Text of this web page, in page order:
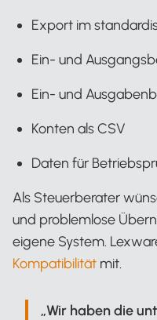
Export im
Ein- und
Ein- und
Konten als CSV
Daten für
Als Steuerberater
und problemlose
eigene System.
Kompatibilität mit.
„Wir haben die